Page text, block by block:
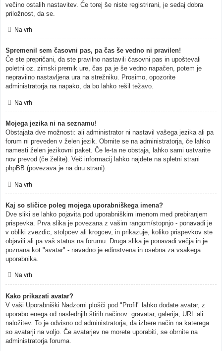
večino ostalih nastavitev. Če torej še niste registrirani, je sedaj dobra
priložnost, da se.
Na vrh
Spremenil sem časovni pas, pa čas še vedno ni pravilen!
Če ste prepričani, da ste pravilno nastavili časovni pas in upoštevali
poletni oz. zimski premik ure, čas pa je še vedno napačen, potem je
nepravilno nastavljena ura na strežniku. Prosimo, opozorite
administratorja na napako, da bo lahko rešil težavo.
Na vrh
Mojega jezika ni na seznamu!
Obstajata dve možnosti: ali administrator ni nastavil vašega jezika ali pa
forum ni preveden v želen jezik. Obrnite se na administratorja, če lahko
namesti želen jezikovni paket. Če le-ta ne obstaja, lahko sami ustvarite
nov prevod (če želite). Več informacij lahko najdete na spletni strani
phpBB (povezava je na dnu strani).
Na vrh
Kaj so sličice poleg mojega uporabniškega imena?
Dve sliki se lahko pojavita pod uporabniškim imenom med prebiranjem
prispevka. Prva slika je povezana z vašim rangom/stopnjo - ponavadi je
v obliki zvezdic, stolpcev ali krogcev, in prikazuje, koliko prispevkov ste
objavili ali pa vaš status na forumu. Druga slika je ponavadi večja in je
poznana kot "avatar" - navadno je edinstvena in osebna za vsakega
uporabnika.
Na vrh
Kako prikazati avatar?
V vaši Uporabniški Nadzorni plošči pod "Profil" lahko dodate avatar, z
uporabo enega od naslednjih štirih načinov: gravatar, galerija, URL ali
naložitev. To je odvisno od administratorja, da izbere način na katerega
so avatarji na voljo. Če avatarjev ne morete uporabiti, se obrnite na
administratorja foruma.